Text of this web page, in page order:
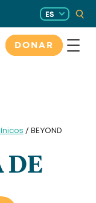
ES
DONAR
/ BEYOND
DE